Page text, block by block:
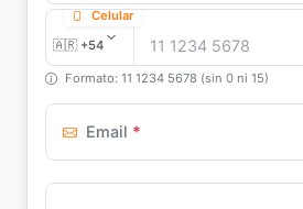
Celular
Formato: 11 1234 5678 (sin 0 ni 15)
Email *